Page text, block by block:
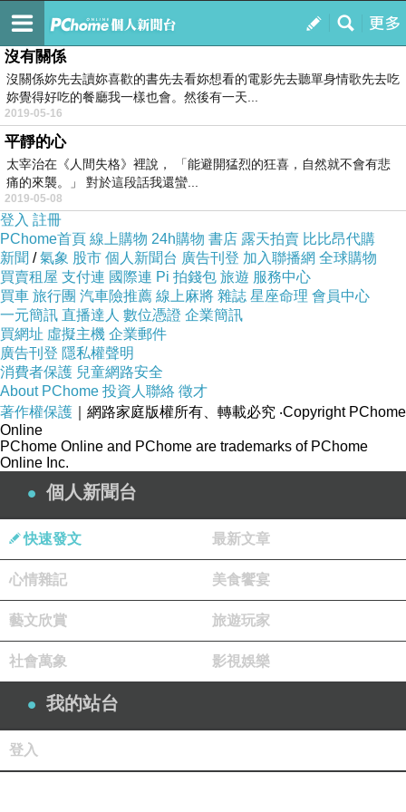
我的
訂閱
#悲傷的100種呻吟
沒有關係
沒關係妳先去讀妳喜歡的書先去看妳想看的電影先去聽單身情歌先去吃
妳覺得好吃的餐廳我一樣也會。然後有一天...
2019-05-16
平靜的心
太宰治在《人間失格》裡說， 「能避開猛烈的狂喜，自然就不會有悲
痛的來襲。」 對於這段話我還蠻...
2019-05-08
登入 註冊
PChome首頁 線上購物 24h購物 書店 露天拍賣 比比昂代購
新聞 /氣象 股市 個人新聞台 廣告刊登 加入聯播網 全球購物
買賣租屋 支付連 國際連 Pi 拍錢包 旅遊 服務中心
買車 旅行團 汽車險推薦 線上麻將 雜誌 星座命理 會員中心
一元簡訊 直播達人 數位憑證 企業簡訊
買網址 虛擬主機 企業郵件
廣告刊登 隱私權聲明
消費者保護 兒童網路安全
About PChome 投資人聯絡 徵才
著作權保護 ｜網路家庭版權所有、轉載必究 ‧Copyright PChome
Online
PChome Online and PChome are trademarks of PChome
Online Inc.
個人新聞台
快速發文 最新文章
心情雜記 美食饗宴
藝文欣賞 旅遊玩家
社會萬象 影視娛樂
我的站台
登入